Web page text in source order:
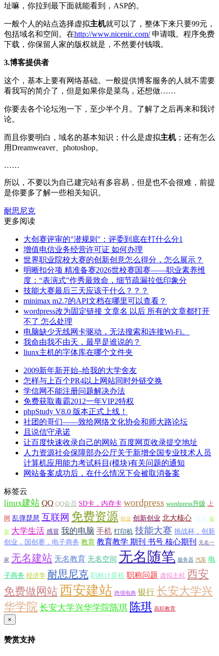
址嘛，你拉到最下面就能看到，ASP的。
一般个人的站点选择虚拟主机就可以了，整体下来只要99元，
包括域名和空间。在http://www.nicenic.com/申请哦。程序免费
下载，你保留人家的版权就是，不然要付钱哦。
3.博客提供者
这个，基本上要有网络基础。一般提供博客服务的人就不需要
看我写的简介了，但是如果你是菜鸟，还想做……
你要去各个论坛泡一下，至少半个月。了解了之后再来和我讨
论。
而且你要明白，域名的基本知识；什么是虚拟主机；还有怎么
用Dreamweaver、photoshop。
……
所以，不要以为自己建完站有多容易，但是也不会很难，前提
是你要多了解一些相关知识。
耐思尼克
更多阅读
大创赛评审的"潜规则"：评委到底在打什么分1
增值电信业务经营许可证 如何办理
世界职业院校大赛的创新创意怎么得分，怎么展示？
明晰扣分项 精准备赛2026世校赛国赛——职业素养维
度：“表演式”作秀最致命，细节疏漏拉低印象分
技能大赛最后三天应该干什么？？？
minimax m2.7的API文档在哪里可以查看？
wordpress改为固定链接 文章名 以后 所有的文章都打开
不了 怎么处理
电脑缺少无线网卡驱动，无法搜索和连接Wi-Fi。
我命由我不由天，最早是谁说的？
liunx主机的字体库在哪个文件夹
2009新年新开始–给我的大学舍友
怎样与上百个PR4以上网站同时外链交换
学信网不能注册问题解决办法
免费获取毒霸2012一年VIP2特权
phpStudy V8.0 版本正式上线！
社团的哥们——致给网络文化协会和师大路论坛
且说信守承诺
让百度快速收录自己的网站 百度网页收录提交地址
人力资源社会保障部办公厅关于新增全国专业技术人员
计算机应用能力考试科目(模块)有关问题的通知
网站备案成功后，在什么情况下会被取消备案
标签云
linux建站 QQ QQ会员 SD卡，内存卡 wordpress wordpress升级 上
网 乱弹琵琶 互联网 免费资源 创业 创新创业 北大核心 域名 备
案 大学生活 感冒 我的电脑 手机 打印机 技能大赛 挑战杯，创新
创业，国创赛，电子商务 教育 教育教学 期刊 书号 核心期刊 无名一
家 无名建站 无名教育 无名空间 无名随笔 服务器 汽车 电
子商务 经济学 耐思尼克 职称计算机 职称问题 虚拟主机 西安
免费做网站西安建站 跨境电商 银行 长安大学兴
华学院 长安大学兴华学院陈琪 陈琪 高职教育
×
赞赏支持